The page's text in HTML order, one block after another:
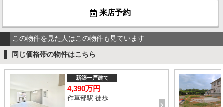
来店予約
この物件を見た人はこの物件も見ています
同じ価格帯の物件はこちら
新築一戸建て
4,390万円